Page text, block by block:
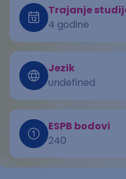
Trajanje
4 godine
Jezik
undefined
ESPB bodovi
240